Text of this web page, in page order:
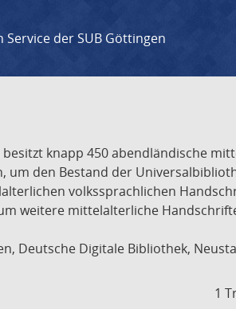
Service der SUB Göttingen
knapp 450 abendländische
den Bestand der
volkssprachlichen
weitere mittelalterliche
Deutsche Digitale Bibliothek,
1